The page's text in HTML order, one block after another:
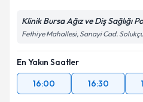
Klinik Bursa Ağız ve Diş Sağlığı
Fethiye Mahallesi, Sanayi Cad.
En Yakın Saatler
16:00
16:30